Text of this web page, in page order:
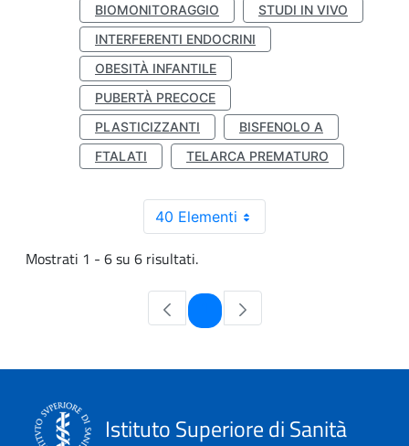
BIOMONITORAGGIO
STUDI IN VIVO
INTERFERENTI ENDOCRINI
OBESITÀ INFANTILE
PUBERTÀ PRECOCE
PLASTICIZZANTI
BISFENOLO A
FTALATI
TELARCA PREMATURO
40 Elementi
Mostrati 1 - 6 su 6 risultati.
Pagina
Istituto Superiore di Sanità